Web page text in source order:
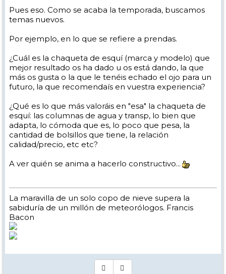
Pues eso. Como se acaba la temporada, buscamos
temas nuevos.
Por ejemplo, en lo que se refiere a prendas.
¿Cuál es la chaqueta de esquí (marca y modelo) que
mejor resultado os ha dado u os está dando, la que
más os gusta o la que le tenéis echado el ojo para un
futuro, la que recomendaís en vuestra experiencia?
¿Qué es lo que más valoráis en "esa" la chaqueta de
esquí: las columnas de agua y transp, lo bien que
adapta, lo cómoda que es, lo poco que pesa, la
cantidad de bolsillos que tiene, la relación
calidad/precio, etc etc?
A ver quién se anima a hacerlo constructivo...
La maravilla de un solo copo de nieve supera la
sabiduría de un millón de meteorólogos. Francis
Bacon